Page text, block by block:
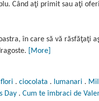
Când aţi primit sau aţi
în care să vă răsfăţaţi
[More]
flori . ciocolata . lumanari .
Day . Cum te îmbraci de